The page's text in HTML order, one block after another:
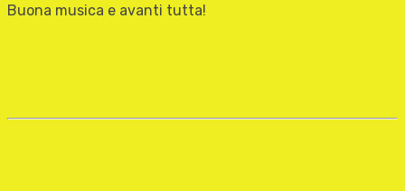
Buona musica e avanti tutta!